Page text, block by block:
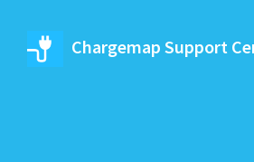
Chargemap Support